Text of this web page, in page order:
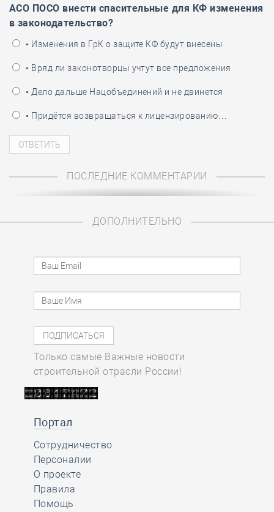
АСО ПОСО внести спасительные для КФ изменения
в законодательство?
• Изменения в ГрК о защите КФ будут внесены
• Вряд ли законотворцы учтут все предложения
• Дело дальше Нацобъединений и не двинется
• Придётся возвращаться к лицензированию…
ПОСЛЕДНИЕ КОММЕНТАРИИ
ДОПОЛНИТЕЛЬНО
Только самые Важные новости
строительной отрасли России!
Портал
Сотрудничество
Персоналии
О проекте
Правила
Помощь